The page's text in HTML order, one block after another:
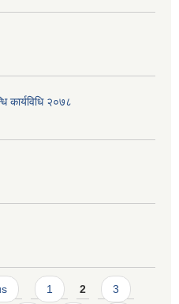
कार्यविधि २०७८
1 2 3